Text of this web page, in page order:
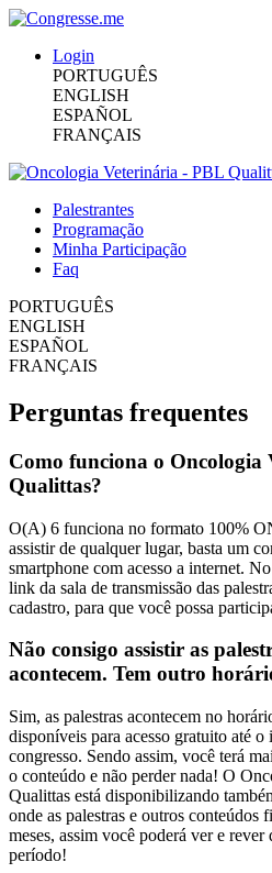
Login
PORTUGUÊS
ENGLISH
ESPAÑOL
FRANÇAIS
Palestrantes
Programação
Minha Participação
Faq
PORTUGUÊS
ENGLISH
ESPAÑOL
FRANÇAIS
Perguntas frequentes
Como funciona o Oncologia
Qualittas?
O(A) 6 funciona no formato 100%
assistir de qualquer lugar, basta um
smartphone com acesso a internet.
link da sala de transmissão das
cadastro, para que você possa
Não consigo assistir as
acontecem. Tem outro
Sim, as palestras acontecem no
disponíveis para acesso gratuito até
congresso. Sendo assim, você terá
o conteúdo e não perder nada! O
Qualittas está disponibilizando
onde as palestras e outros conteúdos
meses, assim você poderá ver e rever
período!